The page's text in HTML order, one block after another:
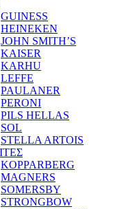
GUINESS
HEINEKEN
JOHN SMITH’S
KAISER
KARHU
LEFFE
PAULANER
PERONI
PILS HELLAS
SOL
STELLA ARTOIS
KOPPARBERG
MAGNERS
SOMERSBY
STRONGBOW